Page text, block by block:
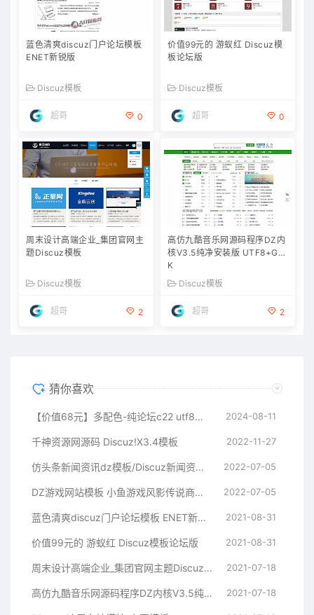
蓝色清爽discuz门户论坛模板
ENET新锐版
Discuz模板
超哥 0
价值99元的 游蚁红 Discuz模
板论坛版
Discuz模板
超哥 0
周末设计高端企业_集团官网主
题Discuz模板
Discuz模板
超哥 2
高仿九酷音乐网源码程序DZ内
核V3.5纯净安装版 UTF8+GB
K
Discuz模板
超哥 2
猜你喜欢
【价值68元】多配色-纯论坛c22 utf8电脑版 破解版(color_free22) 2024-08-11
千神资源网源码 Discuz!X3.4模板 2022-11-27
仿头条新闻资讯dz模板/Discuz新闻资讯商业版GBK模板 2022-07-05
DZ游戏网站模板 小鱼游戏风影传说商业GBK+UTF8版模板 2022-07-05
蓝色清爽discuz门户论坛模板 ENET新锐版 2021-08-31
价值99元的 游蚁红 Discuz模板论坛版 2021-08-31
周末设计高端企业_集团官网主题Discuz模板 2021-07-18
高仿九酷音乐网源码程序DZ内核V3.5纯净安装版 UTF8+GBK 2021-07-18